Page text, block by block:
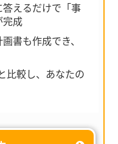
えるだけで「事
完成
書も作成でき、
比較し、あなたの